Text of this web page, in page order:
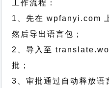
工作流程：
1、先在 wpfanyi.com
然后导出语言包；
2、导入至
批；
3、审批通过自动释放